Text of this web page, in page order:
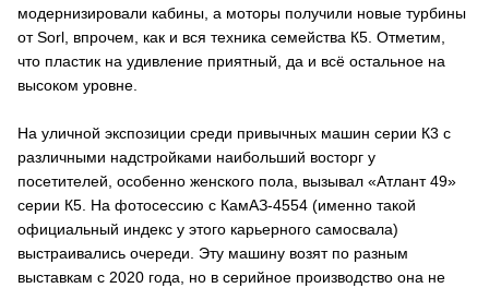
модернизировали кабины, а моторы получили новые турбины
от Sorl, впрочем, как и вся техника семейства К5. Отметим,
что пластик на удивление приятный, да и всё остальное на
высоком уровне.
На уличной экспозиции среди привычных машин серии К3 с
различными надстройками наибольший восторг у
посетителей, особенно женского пола, вызывал «Атлант 49»
серии К5. На фотосессию с КамАЗ-4554 (именно такой
официальный индекс у этого карьерного самосвала)
выстраивались очереди. Эту машину возят по разным
выставкам с 2020 года, но в серийное производство она не